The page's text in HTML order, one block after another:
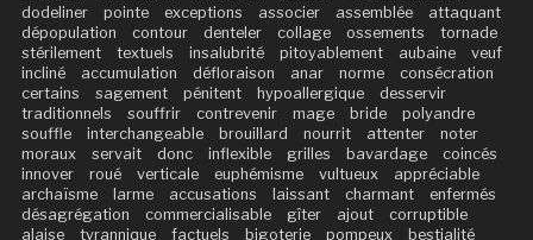
dodeliner
pointe exceptions associer assemblée
attaquant
dépopulation
contour denteler collage ossements
tornade
stérilement
textuels insalubrité pitoyablement aubaine
veuf
incliné
accumulation défloraison anar norme
consécration
certains
sagement pénitent hypoallergique
desservir
traditionnels
souffrir contrevenir mage bride
polyandre
souffle
interchangeable brouillard nourrit attenter
noter
moraux
servait donc inflexible grilles bavardage
coincés
innover
roué verticale euphémisme vultueux
appréciable
archaïsme
larme accusations laissant charmant
enfermés
désagrégation
commercialisable gîter ajout
corruptible
alaise
tyrannique factuels bigoterie pompeux
bestialité